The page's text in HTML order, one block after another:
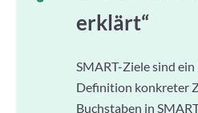
erklärt“
SMART-Ziele sind
Definition konkreter
Buchstaben in